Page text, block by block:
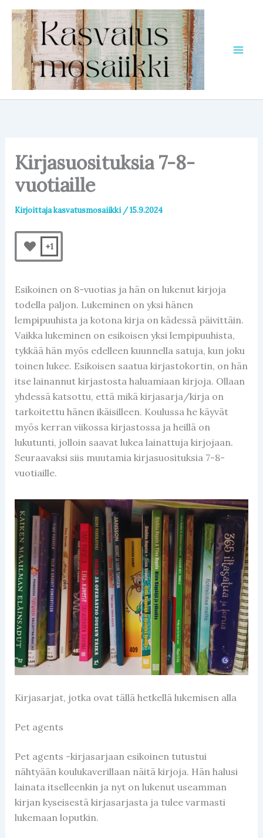
Siirry
sisältöön
Kirjasuosituksia 7-8-
vuotiaille
Kirjoittajakasvatusmosaiikki /15.9.2024
+1
Esikoinen on 8-vuotias ja hän on lukenut kirjoja
todella paljon. Lukeminen on yksi hänen
lempipuuhista ja kotona kirja on kädessä päivittäin.
Vaikka lukeminen on esikoisen yksi lempipuuhista,
tykkää hän myös edelleen kuunnella satuja, kun joku
toinen lukee. Esikoisen saatua kirjastokortin, on hän
itse lainannut kirjastosta haluamiaan kirjoja. Ollaan
yhdessä katsottu, että mikä kirjasarja/kirja on
tarkoitettu hänen ikäisilleen. Koulussa he käyvät
myös kerran viikossa kirjastossa ja heillä on
lukutunti, jolloin saavat lukea lainattuja kirjojaan.
Seuraavaksi siis muutamia kirjasuosituksia 7-8-
vuotiaille.
Kirjasarjat, jotka ovat tällä hetkellä lukemisen alla
Pet agents
Pet agents -kirjasarjaan esikoinen tutustui
nähtyään koulukaverillaan näitä kirjoja. Hän halusi
lainata itselleenkin ja nyt on lukenut useamman
kirjan kyseisestä kirjasarjasta ja tulee varmasti
lukemaan loputkin.